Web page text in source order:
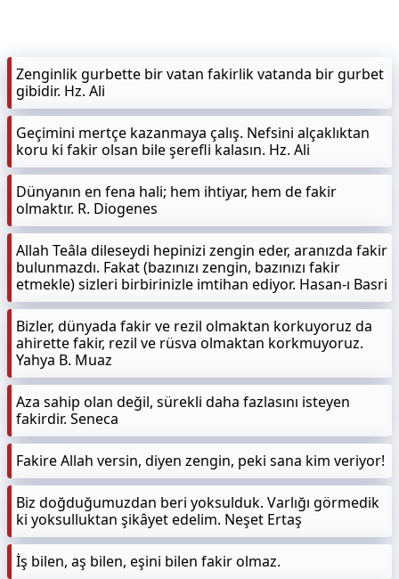
Zenginlik gurbette bir vatan fakirlik vatanda bir gurbet
gibidir. Hz. Ali
Geçimini mertçe kazanmaya çalış. Nefsini alçaklıktan
koru ki fakir olsan bile şerefli kalasın. Hz. Ali
Dünyanın en fena hali; hem ihtiyar, hem de fakir
olmaktır. R. Diogenes
Allah Teâla dileseydi hepinizi zengin eder, aranızda fakir
bulunmazdı. Fakat (bazınızı zengin, bazınızı fakir
etmekle) sizleri birbirinizle imtihan ediyor. Hasan-ı Basri
Bizler, dünyada fakir ve rezil olmaktan korkuyoruz da
ahirette fakir, rezil ve rüsva olmaktan korkmuyoruz.
Yahya B. Muaz
Aza sahip olan değil, sürekli daha fazlasını isteyen
fakirdir. Seneca
Fakire Allah versin, diyen zengin, peki sana kim veriyor!
Biz doğduğumuzdan beri yoksulduk. Varlığı görmedik
ki yoksulluktan şikâyet edelim. Neşet Ertaş
İş bilen, aş bilen, eşini bilen fakir olmaz.